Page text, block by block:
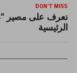
DON'T MISS
تعرف على مصير
الرئيسية